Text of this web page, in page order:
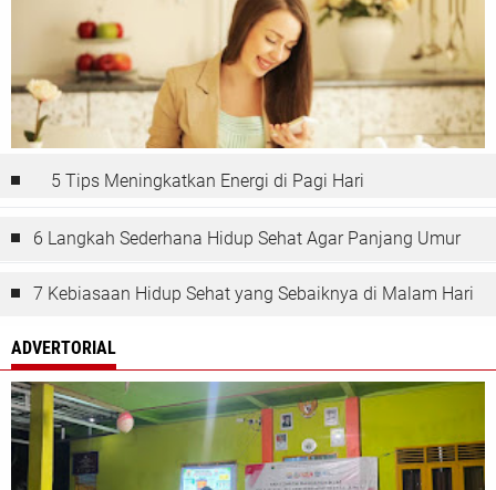
5 Tips Meningkatkan Energi di Pagi Hari
6 Langkah Sederhana Hidup Sehat Agar Panjang Umur
7 Kebiasaan Hidup Sehat yang Sebaiknya di Malam Hari
ADVERTORIAL